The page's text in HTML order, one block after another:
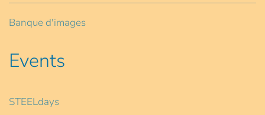
Banque d'images
Events
STEELdays